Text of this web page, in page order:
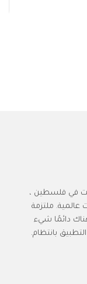
في فلسطين ،
عالمية. ملتزمة
دائمًا شيء
بانتظام.